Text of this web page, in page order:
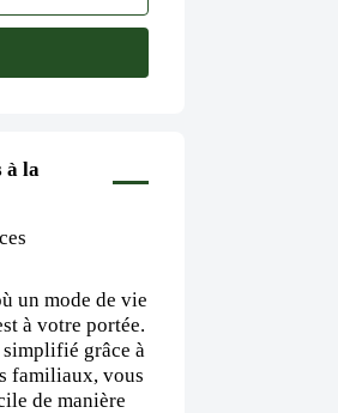
à la
un mode de vie
à votre portée.
grâce à
familiaux, vous
de manière